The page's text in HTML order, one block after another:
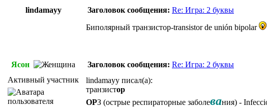
lindamayy Заголовок сообщения: Re: Игра: 2 буквы
Биполярный транзистор-transistor de unión bipolar
Ясон Заголовок сообщения: Re: Игра: 2 буквы
Активный участник
lindamayy писал(а):
транзистор
ОРЗ (острые респираторные заболевания) -